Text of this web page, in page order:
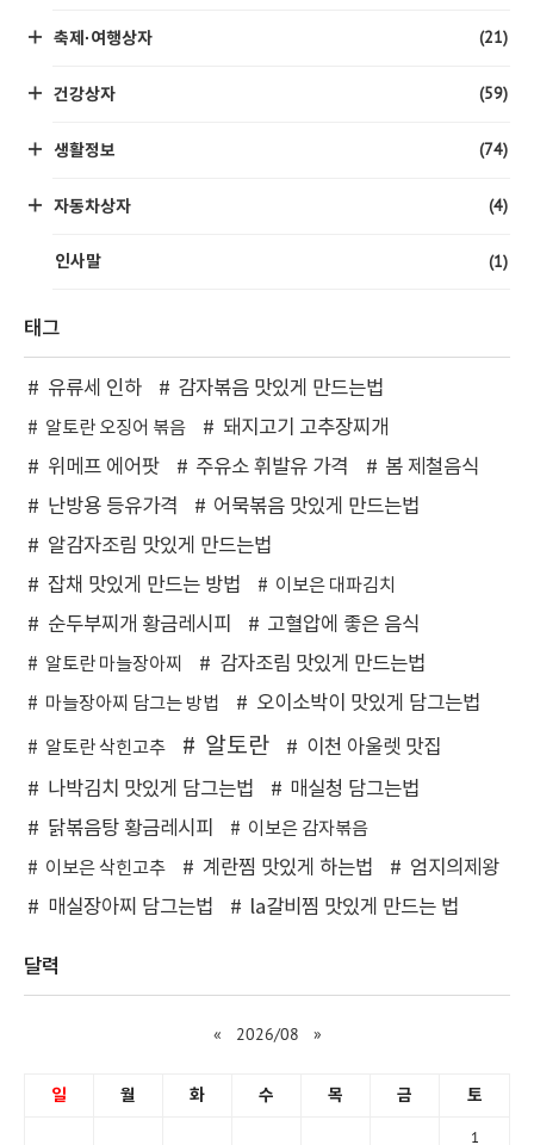
축제·여행상자 (21)
건강상자 (59)
생활정보 (74)
자동차상자 (4)
인사말 (1)
태그
유류세 인하 감자볶음 맛있게 만드는법
알토란 오징어 볶음
돼지고기 고추장찌개
위메프 에어팟
주유소 휘발유 가격
봄 제철음식
난방용 등유가격
어묵볶음 맛있게 만드는법
알감자조림 맛있게 만드는법
잡채 맛있게 만드는 방법
이보은 대파김치
순두부찌개 황금레시피 고혈압에 좋은 음식
알토란 마늘장아찌 감자조림 맛있게 만드는법
마늘장아찌 담그는 방법 오이소박이 맛있게 담그는법
알토란 삭힌고추 알토란
이천 아울렛 맛집
나박김치 맛있게 담그는법
매실청 담그는법
닭볶음탕 황금레시피
이보은 감자볶음
이보은 삭힌고추
계란찜 맛있게 하는법
엄지의제왕
매실장아찌 담그는법
la갈비찜 맛있게 만드는 법
달력
« 2026/08 »
일 월 화 수 목 금 토
1